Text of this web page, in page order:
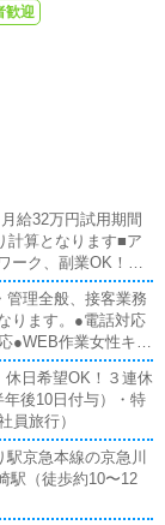
歓迎
給32万円試用期間
計算となります■ア
ーク、副業OK！
業・賞与年2回（業
則昇給あり)・社会
偶者：月10,000
5,000円）・特別手
）・交通費30,000円
年1回（会社負担※希
あり）・資格手当
語検定]取得者：月3
管理全般、接客業務
ります。●電話対応
●WEB作業女性キャ
録、HPの更新作業●
ャストの送迎、お客
勤怠管理やスケジュ
舗運営のサポート
に教育・指導を行う
す。個人の適正に応
変に変えていきま
境を作っていますの
日希望OK！３連休
後10日付与）・特
員旅行）
駅京急本線の京急川
駅（徒歩約10〜12